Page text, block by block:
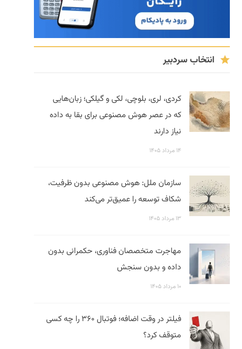
انتخاب سردبیر
کردی، لری، بلوچی، لکی و گیلکی؛ زبان‌هایی
که در عصر هوش مصنوعی برای بقا به داده
نیاز دارند
۱۴ مرداد ۱۴۰۵
سازمان ملل: هوش مصنوعی بدون ظرفیت،
شکاف توسعه را عمیق‌تر می‌کند
۱۳ مرداد ۱۴۰۵
مهاجرت متخصصان فناوری، حکمرانی بدون
داده و بدون سنجش
۱۰ مرداد ۱۴۰۵
فیلتر در وقت اضافه؛ فوتبال ۳۶۰ را چه کسی
متوقف کرد؟